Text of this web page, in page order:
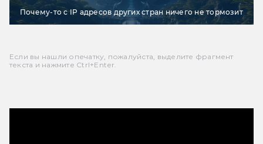
Почему-то с IP адресов других стран ничего не тормозит
Если вы нашли опечатку, пожалуйста, выделите фрагмент
текста и нажмите Ctrl+Enter.